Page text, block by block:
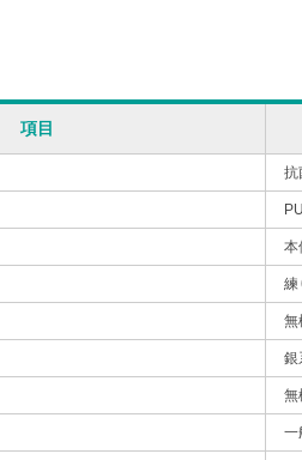
項目
抗
本
練
無
銀
無
一